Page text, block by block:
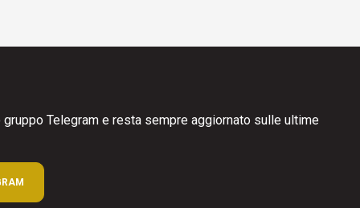
Telegram e resta sempre aggiornato sulle ultime